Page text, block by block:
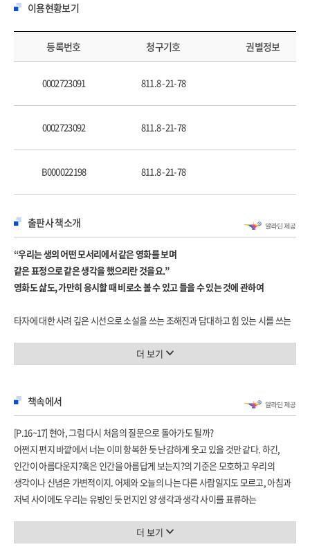
저토록 작고 연약한 생명 앞에서
환대하는 마음
같은 날은 다시 오지 않아요
Happy birthday dear our······
마음이 동사와 일치하지 않을 때면
마음을 옮겨 나아갑니다
이름이라는 첫인사
이야기 속에서 존재하는 것
손가락을 움직여서, 씁니다
우리 삶이 영화가 된다면
2부 모모 님이라고 부를게요
우리 각자의 장국영
남겨진 것들을 위한 빛
사랑은 잠 못 이루는 밤
끝을 알고도 선택하는 마음이라면
답장을 기다립니다
추억 채집자의 임무
여름날의 추억
에필로그 허공의 영화관에서 만나요
동시 상영 중인 영화 목록
이용현황보기
등록번호 청구기호 권별정보
0002723091 811.8 -21-78
0002723092 811.8 -21-78
B000022198 811.8 -21-78
출판사 책소개
“우리는 생의 어떤 모서리에서 같은 영화를 보며
같은 표정으로 같은 생각을 했으리란 것을요.”
영화도 삶도, 가만히 응시할 때 비로소 볼 수 있고 들을 수 있는 것에 관하여
타자에 대한 사려 깊은 시선으로 소설을 쓰는 조해진과 담대하고 힘 있는 시를 쓰는
출간했다. 조해진과 김현은 10년 전 연대와 결집을 위해 소심한 각오를 나누며 처음
시절을 영화를 통해 무사히 건널 수 있었던 조해진, 둘 사이에는 ‘영화’라는
공통분모가 있었다. 이 두 사람이 영화를 보고 서로를 떠올리며 쓴 편지는 자신도
모르게 잃어버린 사랑, 행복, 꿈, 믿음, 우정, 시절 등을 찾기 위한 항해의
기록이었다.
『당신의 자리는 비워둘게요』 속 등장 영화들은 소설가와 시인의 마음을 투과하고
나면 조금 더 특별한 의미로 다가온다. 「폴란드로 간 아이들」을 보며 조금씩
차오르던 슬픔이 경이로움으로 바뀌던 순간, 「인 디 아일」에 등장하는 인물
저마다의 비밀들이 자신과 다르지 않은 외로움의 결과라는 사실을 발견하는 순간.
패딩턴역에 홀로 남겨진 어린 곰에게 스스럼없이 다가가 다정한 얼굴을 내미는
더 보기
책속에서
[P.16~17] 현아, 그럼 다시 처음의 질문으로 돌아가도 될까?
어쩐지 편지 바깥에서 너는 이미 항복한 듯 난감하게 웃고 있을 것만 같다. 하긴,
인간이 아름다운지?혹은 인간을 아름답게 보는지?의 기준은 모호하고 우리의
생각이나 신념은 가변적이지. 어제와 오늘의 나는 다른 사람일지도 모르고, 아침과
저녁 사이에도 우리는 유빙인 듯 먼지인 양 생각과 생각 사이를 표류하는
더 보기